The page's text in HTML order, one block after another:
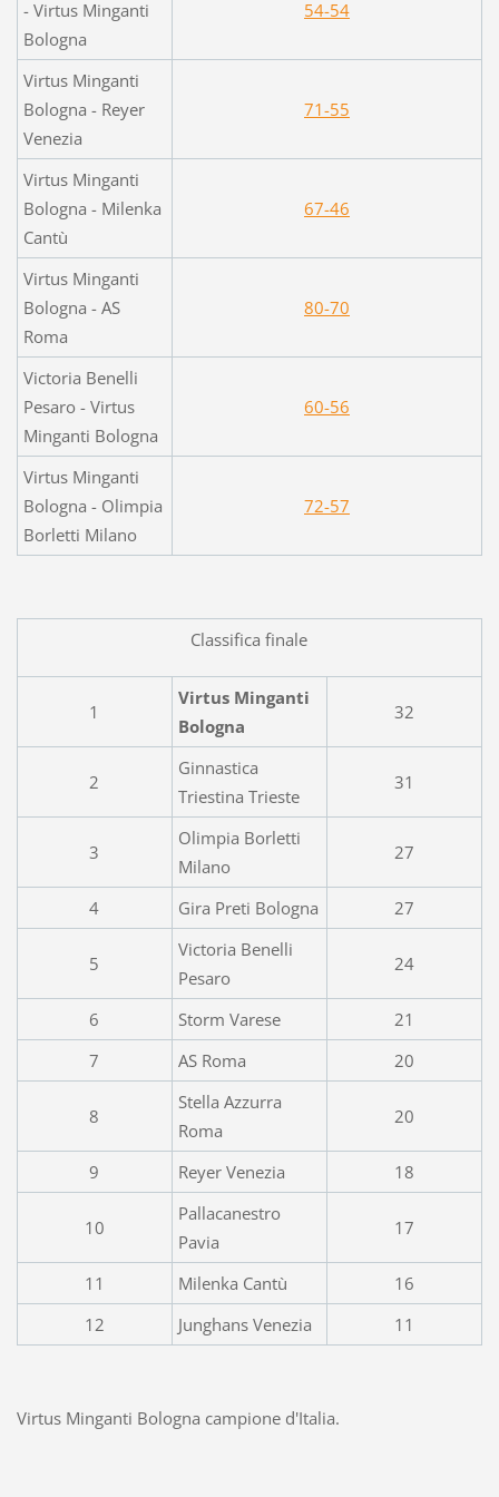
- Virtus Minganti
Bologna
54-54
Virtus Minganti
Bologna - Reyer
Venezia
71-55
Virtus Minganti
Bologna - Milenka
Cantù
67-46
Virtus Minganti
Bologna - AS
Roma
80-70
Victoria Benelli
Pesaro - Virtus
Minganti Bologna
60-56
Virtus Minganti
Bologna - Olimpia
Borletti Milano
72-57
Classifica finale
1
Virtus Minganti
Bologna
32
2
Ginnastica
Triestina Trieste
31
3
Olimpia Borletti
Milano
27
4 Gira Preti Bologna 27
5
Victoria Benelli
Pesaro
24
6 Storm Varese
21
7
AS Roma 20
8
Stella Azzurra
Roma
20
9 Reyer Venezia 18
10
Pallacanestro
Pavia
17
11 Milenka Cantù
16
12
Junghans Venezia 11
Virtus Minganti Bologna campione d'Italia.